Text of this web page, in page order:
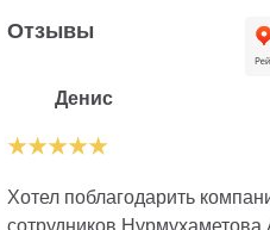
Отзывы
Денис
Хотел поблагодарить
сотрудников Нурмухаметова